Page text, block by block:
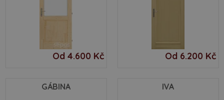
Od 4.600 Kč Od 6.200 Kč
GÁBINA IVA